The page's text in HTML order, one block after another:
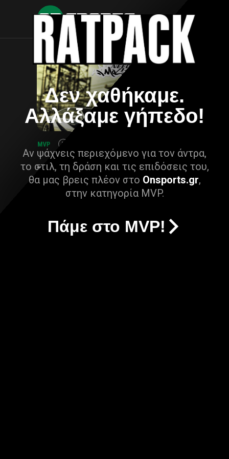
Δεν χαθήκαμε.
Αλλάξαμε γήπεδο!
Αν ψάχνεις περιεχόμενο για τον άντρα,
το στιλ, τη δράση και τις επιδόσεις του,
θα μας βρεις πλέον στο Onsports.gr,
στην κατηγορία MVP.
Πάμε στο MVP!